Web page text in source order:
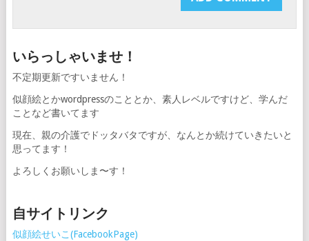
いらっしゃいませ！
不定期更新ですいません！
似顔絵とかwordpressのこととか、素人レベルですけど、学んだ
ことなど書いてます
現在、親の介護でドッタバタですが、なんとか続けていきたいと
思ってます！
よろしくお願いしま〜す！
自サイトリンク
似顔絵せいこ(FacebookPage)